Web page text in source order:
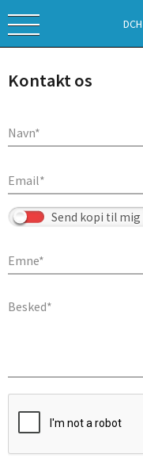
Kontakt os
Send kopi